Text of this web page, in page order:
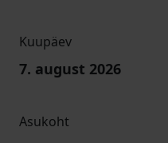
Kuupäev
7. august 2026
Asukoht